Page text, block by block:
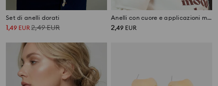
Set di anelli dorati
1,49 EUR 2,49EUR
Anelli con cuore e applicazioni metalliche 2 pack
2,49 EUR